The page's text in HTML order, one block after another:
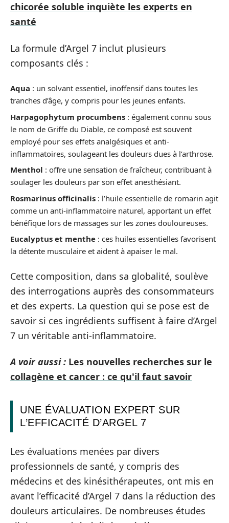
chicorée soluble inquiète les experts en
santé
La formule d’Argel 7 inclut plusieurs
composants clés :
Aqua : un solvant essentiel, inoffensif dans toutes les
tranches d’âge, y compris pour les jeunes enfants.
Harpagophytum procumbens : également connu sous
le nom de Griffe du Diable, ce composé est souvent
employé pour ses effets analgésiques et anti-
inflammatoires, soulageant les douleurs dues à l’arthrose.
Menthol : offre une sensation de fraîcheur, contribuant à
soulager les douleurs par son effet anesthésiant.
Rosmarinus officinalis : l’huile essentielle de romarin agit
comme un anti-inflammatoire naturel, apportant un effet
bénéfique lors de massages sur les zones douloureuses.
Eucalyptus et menthe : ces huiles essentielles favorisent
la détente musculaire et aident à apaiser le mal.
Cette composition, dans sa globalité, soulève
des interrogations auprès des consommateurs
et des experts. La question qui se pose est de
savoir si ces ingrédients suffisent à faire d’Argel
7 un véritable anti-inflammatoire.
A voir aussi : Les nouvelles recherches sur le
collagène et cancer : ce qu'il faut savoir
UNE ÉVALUATION EXPERT SUR
L’EFFICACITÉ D’ARGEL 7
Les évaluations menées par divers
professionnels de santé, y compris des
médecins et des kinésithérapeutes, ont mis en
avant l’efficacité d’Argel 7 dans la réduction des
douleurs articulaires. De nombreuses études